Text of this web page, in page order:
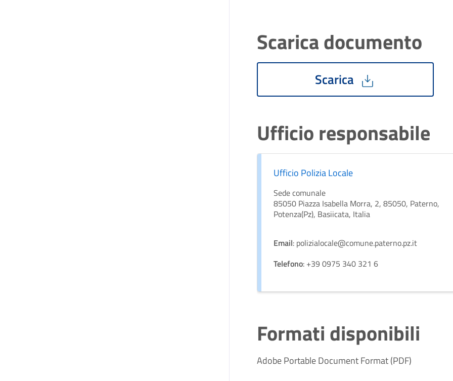
Scarica documento
Scarica
Ufficio responsabile
Ufficio Polizia Locale
Sede comunale
85050 Piazza Isabella Morra, 2, 85050, Paterno,
Potenza(Pz), Basiicata, Italia
Email: polizialocale@comune.paterno.pz.it
Telefono: +39 0975 340 321 6
Formati disponibili
Adobe Portable Document Format (PDF)